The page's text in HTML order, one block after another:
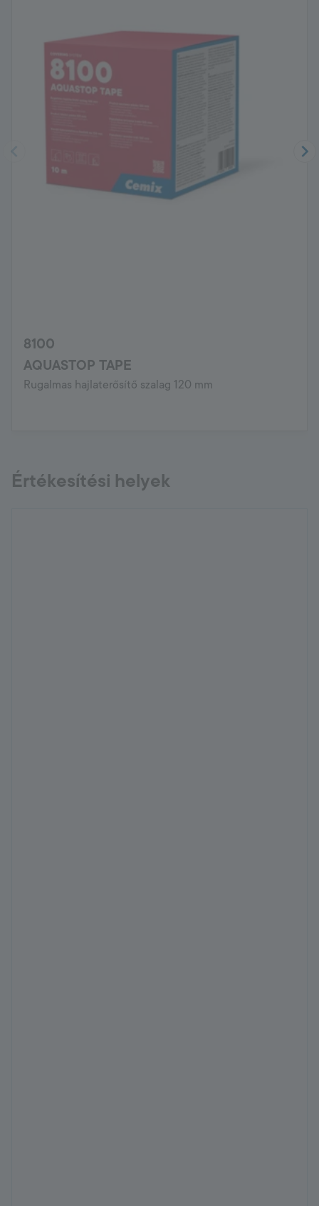
8100
AQUASTOP TAPE
Rugalmas hajlaterősítő szalag 120 mm
Értékesítési helyek